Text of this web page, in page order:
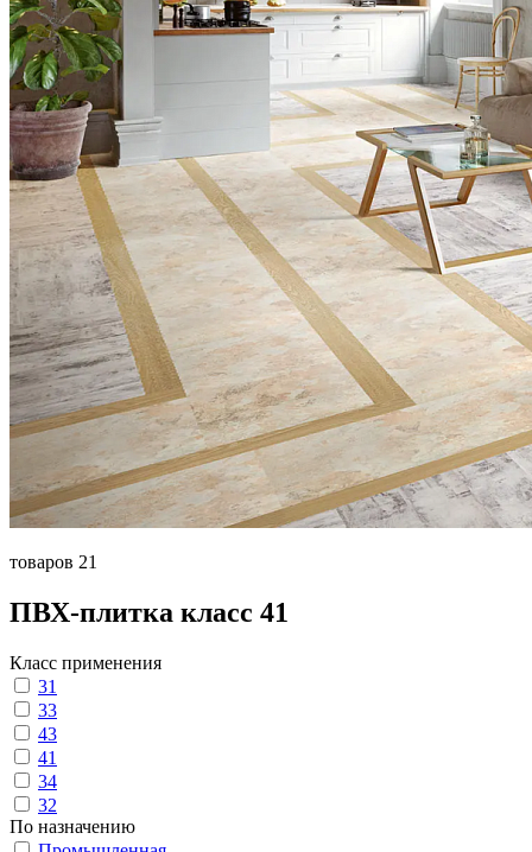
товаров 21
ПВХ-плитка класс 41
Класс применения
31
33
43
41
34
32
По назначению